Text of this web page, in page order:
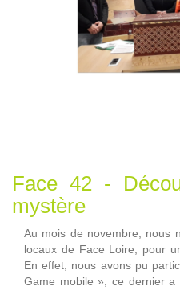
Face 42 -
mystère
Au mois de novembre, nous
locaux de Face Loire, pour
En effet, nous avons pu
Game mobile », ce dernier